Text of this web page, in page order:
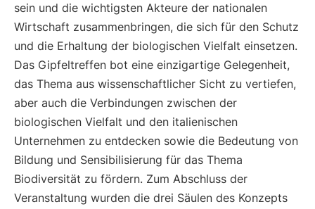
sein und die wichtigsten Akteure der nationalen
Wirtschaft zusammenbringen, die sich für den Schutz
und die Erhaltung der biologischen Vielfalt einsetzen.
Das Gipfeltreffen bot eine einzigartige Gelegenheit,
das Thema aus wissenschaftlicher Sicht zu vertiefen,
aber auch die Verbindungen zwischen der
biologischen Vielfalt und den italienischen
Unternehmen zu entdecken sowie die Bedeutung von
Bildung und Sensibilisierung für das Thema
Biodiversität zu fördern. Zum Abschluss der
Veranstaltung wurden die drei Säulen des Konzepts